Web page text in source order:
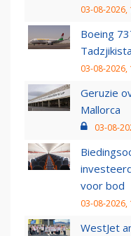
03-08-2026,
Boeing
03-08-2026,
Geruzie
Mallorca
03-08-
voor bod
03-08-2026,
WestJet